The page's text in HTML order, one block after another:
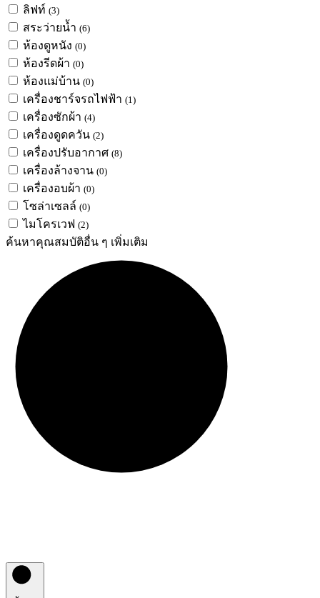
ลิฟท์ (3)
สระว่ายน้ำ (6)
ห้องดูหนัง (0)
ห้องรีดผ้า (0)
ห้องแม่บ้าน (0)
เครื่องชาร์จรถไฟฟ้า (1)
เครื่องซักผ้า (4)
เครื่องดูดควัน (2)
เครื่องปรับอากาศ (8)
เครื่องล้างจาน (0)
เครื่องอบผ้า (0)
โซล่าเซลล์ (0)
ไมโครเวฟ (2)
ค้นหาคุณสมบัติอื่น ๆ เพิ่มเติม